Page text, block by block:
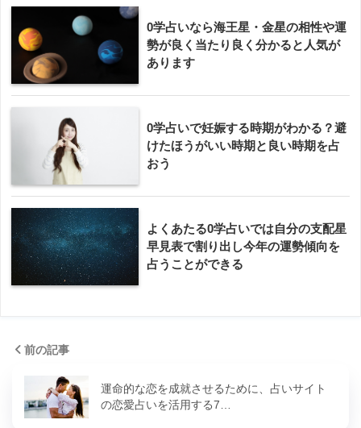
0学占いなら海王星・金星の相性や運
勢が良く当たり良く分かると人気が
あります
0学占いで妊娠する時期がわかる？避
けたほうがいい時期と良い時期を占
おう
よくあたる0学占いでは自分の支配星
早見表で割り出し今年の運勢傾向を
占うことができる
前の記事
運命的な恋を成就させるために、占いサイト
の恋愛占いを活用する7…